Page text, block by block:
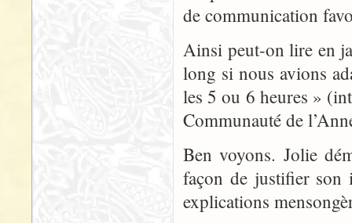
de communication
Ainsi peut-on lire en
long si nous avions
les 5 ou 6 heures »
Communauté de
Ben voyons. Jolie
façon de justifier son
explications